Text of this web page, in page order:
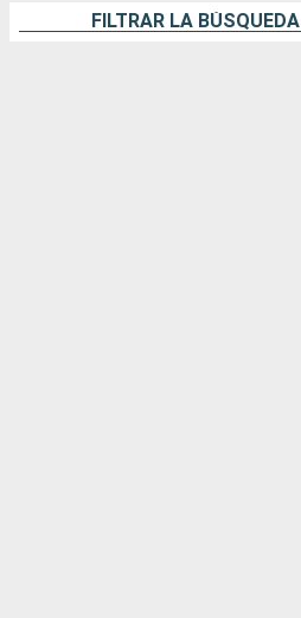
FILTRAR LA BÚSQUEDA